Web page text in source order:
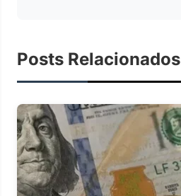
Posts Relacionados